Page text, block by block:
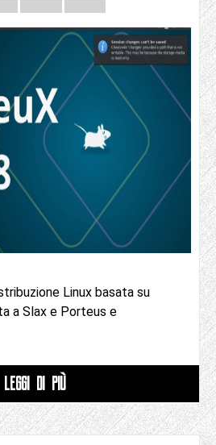
Linux basata su
a Slax e Porteus e
LEGGI DI PIÙ